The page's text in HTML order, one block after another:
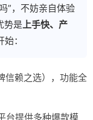
”，不妨亲自体验
势是 上手快、产
：
信赖之选），功能全
台提供多种爆款模